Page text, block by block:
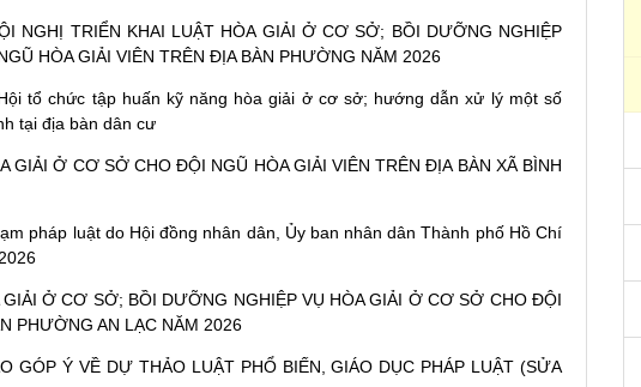
NGHỊ TRIỂN KHAI LUẬT HÒA GIẢI Ở CƠ SỞ; BỒI DƯỠNG NGHIỆP
HÒA GIẢI VIÊN TRÊN ĐỊA BÀN PHƯỜNG NĂM 2026
tổ chức tập huấn kỹ năng hòa giải ở cơ sở; hướng dẫn xử lý một số
tại địa bàn dân cư
GIẢI Ở CƠ SỞ CHO ĐỘI NGŨ HÒA GIẢI VIÊN TRÊN ĐỊA BÀN XÃ BÌNH
pháp luật do Hội đồng nhân dân, Ủy ban nhân dân Thành phố Hồ Chí
Ở CƠ SỞ; BỒI DƯỠNG NGHIỆP VỤ HÒA GIẢI Ở CƠ SỞ CHO ĐỘI
PHƯỜNG AN LẠC NĂM 2026
GÓP Ý VỀ DỰ THẢO LUẬT PHỔ BIẾN, GIÁO DỤC PHÁP LUẬT (SỬA